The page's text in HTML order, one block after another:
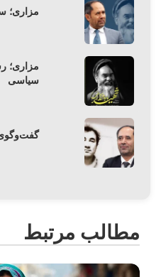
مزاری؛
مزاری؛
سیاسی
مطالب مرتبط